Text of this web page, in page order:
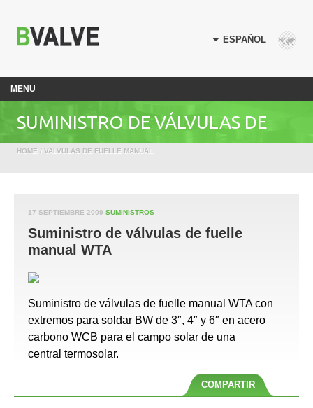
MENU
SUMINISTRO DE VÁLVULAS DE
HOME / VALVULAS DE FUELLE MANUAL
17 SEPTIEMBRE 2009 SUMINISTROS
Suministro de válvulas de fuelle
manual WTA
Suministro de válvulas de fuelle manual WTA con
extremos para soldar BW de 3″, 4″ y 6″ en acero
carbono WCB para el campo solar de una
central termosolar.
COMPARTIR